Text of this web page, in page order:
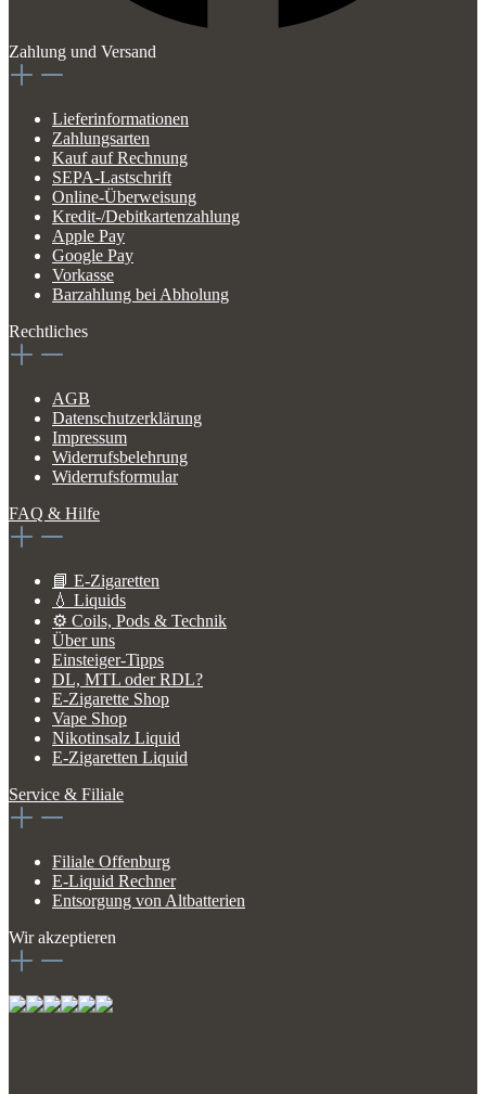
Zahlung und Versand
Lieferinformationen
Zahlungsarten
Kauf auf Rechnung
SEPA-Lastschrift
Online-Überweisung
Kredit-/Debitkartenzahlung
Apple Pay
Google Pay
Vorkasse
Barzahlung bei Abholung
Rechtliches
AGB
Datenschutzerklärung
Impressum
Widerrufsbelehrung
Widerrufsformular
FAQ & Hilfe
📘 E-Zigaretten
💧 Liquids
⚙️ Coils, Pods & Technik
Über uns
Einsteiger-Tipps
DL, MTL oder RDL?
E-Zigarette Shop
Vape Shop
Nikotinsalz Liquid
E-Zigaretten Liquid
Service & Filiale
Filiale Offenburg
E-Liquid Rechner
Entsorgung von Altbatterien
Wir akzeptieren